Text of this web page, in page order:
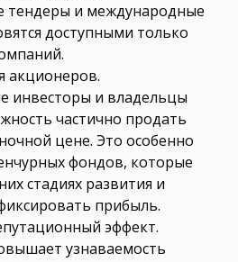
тендеры и международные
доступными только
акционеров.
инвесторы и владельцы
частично продать
цене. Это особенно
фондов, которые
стадиях развития и
прибыль.
эффект.
узнаваемость